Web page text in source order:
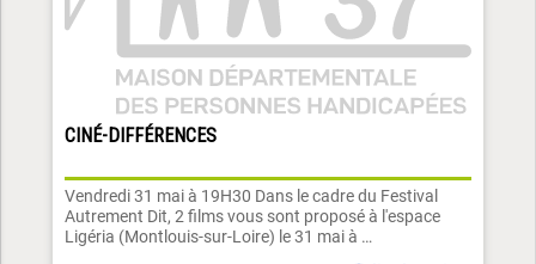
CINÉ-DIFFÉRENCES
Vendredi 31 mai à 19H30 Dans le cadre du Festival
Autrement Dit, 2 films vous sont proposé à l'espace
Ligéria (Montlouis-sur-Loire) le 31 mai à …